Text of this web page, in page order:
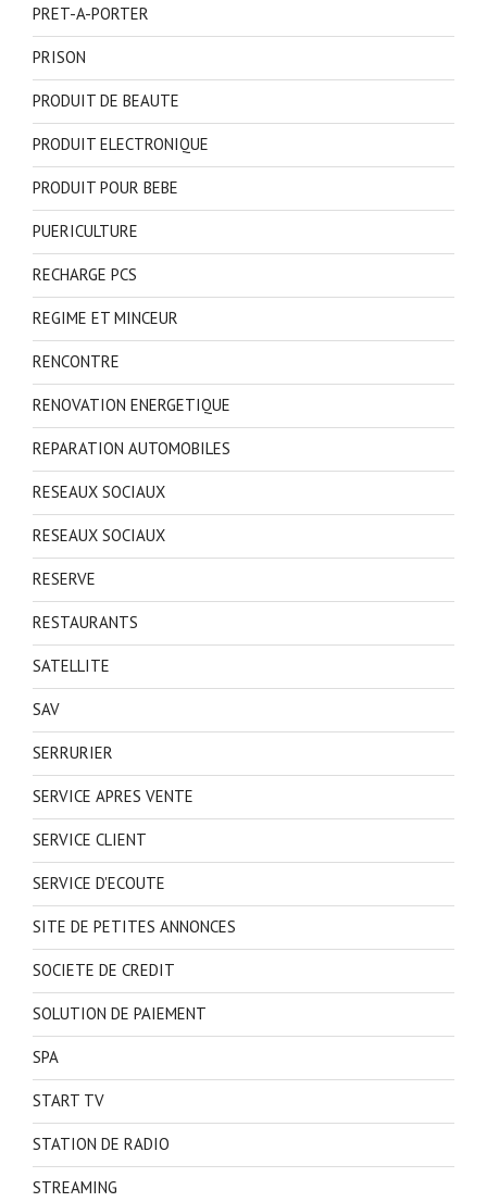
PRET-A-PORTER
PRISON
PRODUIT DE BEAUTE
PRODUIT ELECTRONIQUE
PRODUIT POUR BEBE
PUERICULTURE
RECHARGE PCS
REGIME ET MINCEUR
RENCONTRE
RENOVATION ENERGETIQUE
REPARATION AUTOMOBILES
RESEAUX SOCIAUX
RESEAUX SOCIAUX
RESERVE
RESTAURANTS
SATELLITE
SAV
SERRURIER
SERVICE APRES VENTE
SERVICE CLIENT
SERVICE D'ECOUTE
SITE DE PETITES ANNONCES
SOCIETE DE CREDIT
SOLUTION DE PAIEMENT
SPA
START TV
STATION DE RADIO
STREAMING